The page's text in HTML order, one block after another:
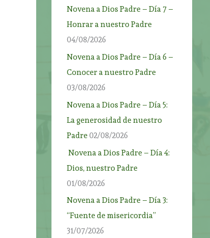
Novena a Dios Padre – Día 7 –
Honrar a nuestro Padre
04/08/2026
Novena a Dios Padre – Día 6 –
Conocer a nuestro Padre
03/08/2026
Novena a Dios Padre – Día 5:
La generosidad de nuestro
Padre 02/08/2026
Novena a Dios Padre – Día 4:
Dios, nuestro Padre
01/08/2026
Novena a Dios Padre – Día 3:
“Fuente de misericordia”
31/07/2026